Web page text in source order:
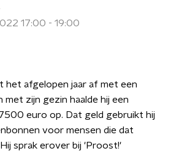
17:00 - 19:00
het afgelopen jaar af met een
met zijn gezin haalde hij een
euro op. Dat geld gebruikt hij
voor mensen die dat
sprak erover bij 'Proost!'